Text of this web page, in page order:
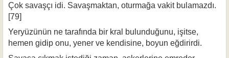
Çok savaşçı idi. Savaşmaktan, oturmağa vakit bulamazdı.
[79]
Yeryüzünün ne tarafında bir kral bulunduğunu, işitse,
hemen gidip onu, yener ve kendisine, boyun eğdirirdi.